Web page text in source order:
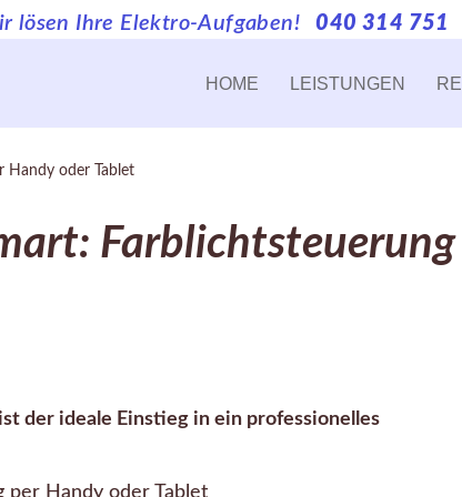
lösen Ihre Elektro-Aufgaben! 040 314 751
HOME LEISTUNGEN
Handy oder Tablet
Farblichtsteuerung
der ideale Einstieg in ein professionelles